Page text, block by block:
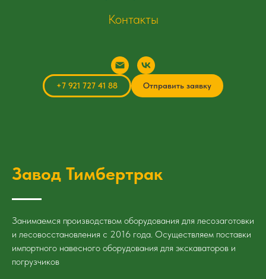
Контакты
+7 921 727 41 88 Отправить заявку
Завод Тимбертрак
Занимаемся производством оборудования для лесозаготовки
и лесовосстановления с 2016 года. Осуществляем поставки
импортного навесного оборудования для экскаваторов и
погрузчиков